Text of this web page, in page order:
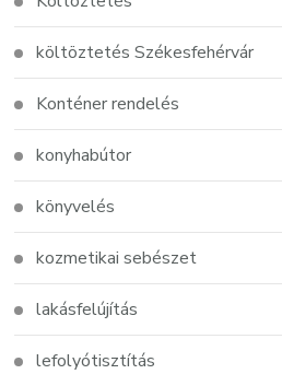
költöztetés Székesfehérvár
Konténer rendelés
konyhabútor
könyvelés
kozmetikai sebészet
lakásfelújítás
lefolyótisztítás